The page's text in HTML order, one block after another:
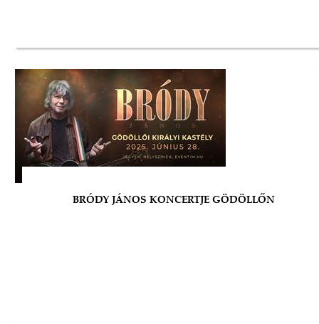
BRÓDY JÁNOS KONCERTJE GÖDÖLLŐN